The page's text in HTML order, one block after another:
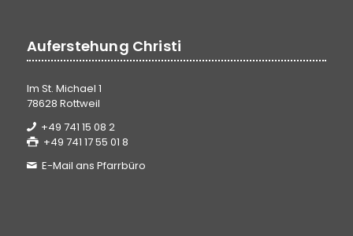
Auferstehung Christi
Im St. Michael 1
78628 Rottweil
+49 741 15 08 2
+49 741 17 55 01 8
E-Mail ans Pfarrbüro